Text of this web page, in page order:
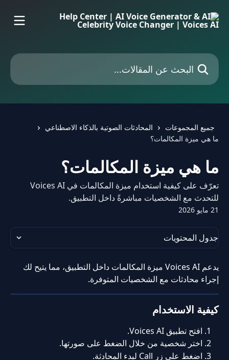
البحث عن المقالات...
جميع المجموعات
المحادثات الصوتية بالذكاء الاصطناعي
ما هي ميزة المكالمات؟
ما هي ميزة المكالمات؟
تعرّف على كيفية استخدام ميزة المكالمات في Voices AI
للتحدث مع الشخصيات مباشرةً داخل التطبيق.
21 مايو 2026
جدول المحتويات
يدعم Voices AI ميزة المكالمات داخل التطبيق، مما يتيح لك
إجراء محادثات مع الشخصيات المتوفرة.
كيفية الاستخدام
افتح تطبيق Voices AI.
اختر شخصية من خلال الضغط على صورتها.
اضغط على زر Call لبدء المحادثة.